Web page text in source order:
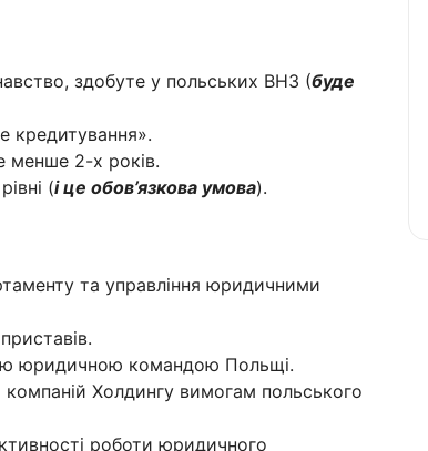
здобуте у польських ВНЗ (буде
кредитування».
менше 2-х років.
(і це обов’язкова умова).
та управління юридичними
юридичною командою Польщі.
компаній Холдингу вимогам польського
роботи юридичного